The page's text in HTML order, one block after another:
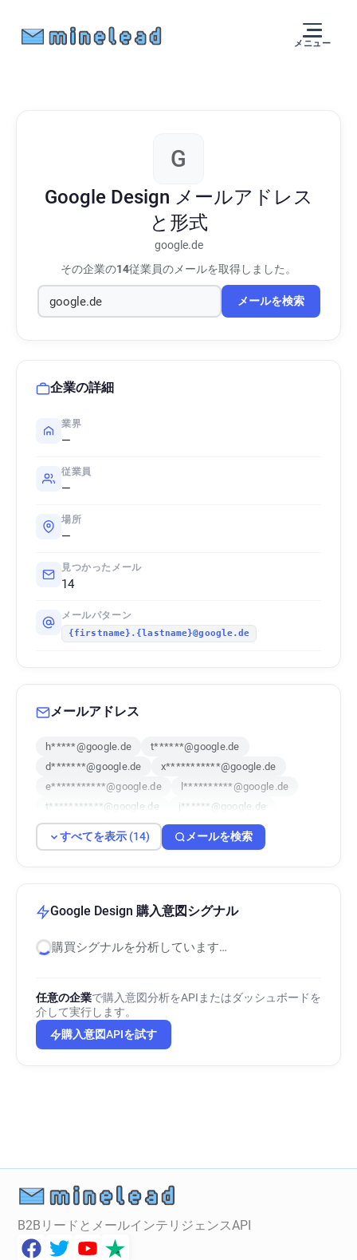
メニュー
G
Google Design メールアドレス
と形式
google.de
その企業の14従業員のメールを取得しました。
メールを検索
企業の詳細
業界
—
従業員
—
場所
—
見つかったメール
14
メールパターン
{firstname}.{lastname}@google.de
メールアドレス
h*****@google.de
t******@google.de
d*******@google.de
x***********@google.de
e***********@google.de
l**********@google.de
t***********@google.de
j******@google.de
z*******@google.de
n******@google.de
t*****@google.de
f***********@google.de
すべてを表示 (14) メールを検索
Google Design 購入意図シグナル
購買シグナルを分析しています…
任意の企業で購入意図分析をAPIまたはダッシュボードを
介して実行します。
購入意図APIを試す
B2BリードとメールインテリジェンスAPI